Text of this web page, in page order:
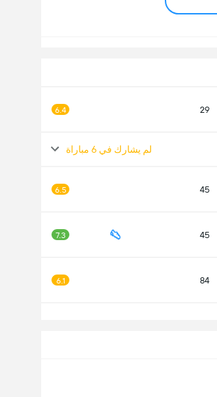
29
6.4
لم يشارك في 6 مباراة
45
6.5
45
7.3
84
6.1